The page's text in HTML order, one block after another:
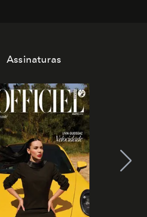
Assinaturas